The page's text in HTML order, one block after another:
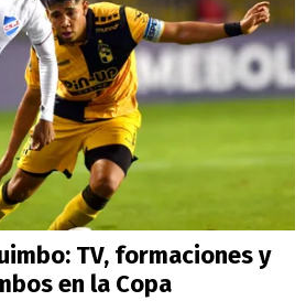
TV, formaciones y
en la Copa